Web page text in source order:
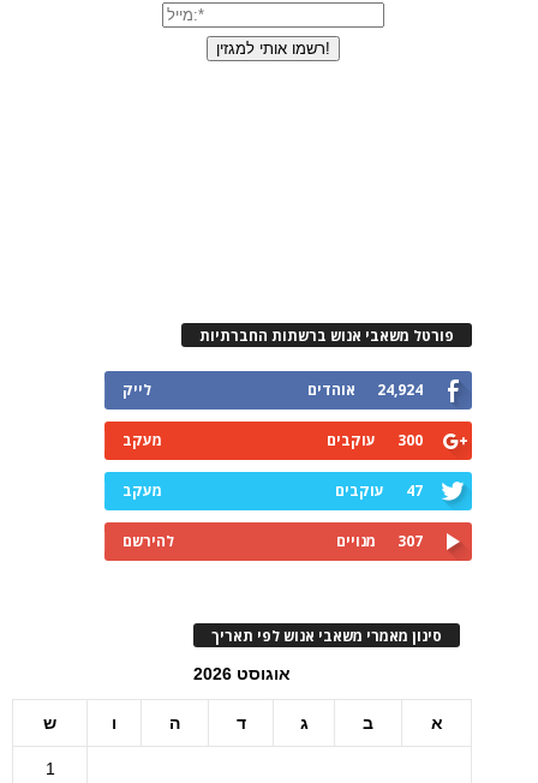
פורטל משאבי אנוש ברשתות החברתיות
24,924 אוהדים לייק
300 עוקבים מעקב
47 עוקבים מעקב
307 מנויים להירשם
סינון מאמרי משאבי אנוש לפי תאריך
אוגוסט 2026
א ב ג ד ה ו ש
1